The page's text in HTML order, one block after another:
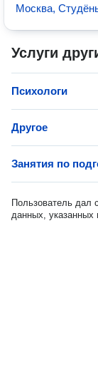
Москва,
Услуги
Психологи
Другое
Занятия по
Пользователь дал
данных, указанных